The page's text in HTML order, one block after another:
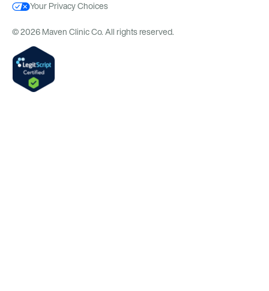
Your Privacy Choices
© 2026 Maven Clinic Co. All rights reserved.